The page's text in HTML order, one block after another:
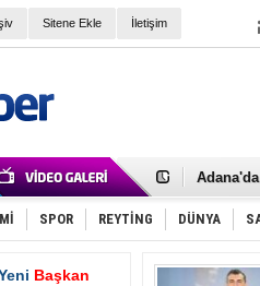
Sitene Ekle İletişim
Çalışma
Devlet
SGK e-
Normal
SPOR REYTİNG DÜNYA
Başkan